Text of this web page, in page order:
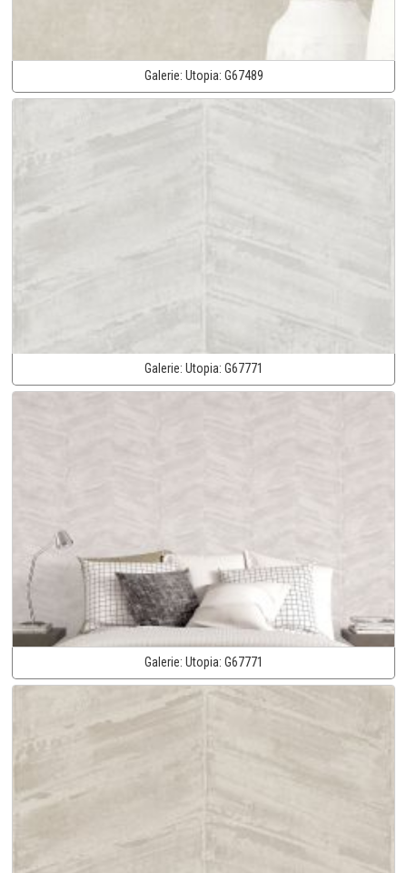
Galerie: Utopia: G67489
Galerie: Utopia: G67771
Galerie: Utopia: G67771